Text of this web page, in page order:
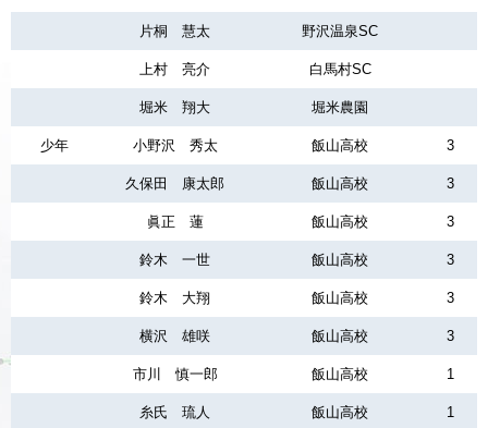
片桐 慧太 野沢温泉SC
上村 亮介 白馬村SC
堀米 翔大 堀米農園
少年 小野沢 秀太 飯山高校 3
久保田 康太郎 飯山高校 3
眞正 蓮 飯山高校 3
鈴木 一世 飯山高校 3
鈴木 大翔 飯山高校 3
横沢 雄咲 飯山高校 3
市川 慎一郎 飯山高校 1
糸氏 琉人 飯山高校 1